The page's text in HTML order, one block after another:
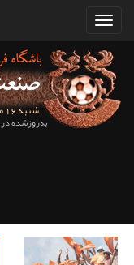
شنبه 16 مرداد ماه 1405
به‌روزشده در 2 ساعت و 26 دقیقه قبل